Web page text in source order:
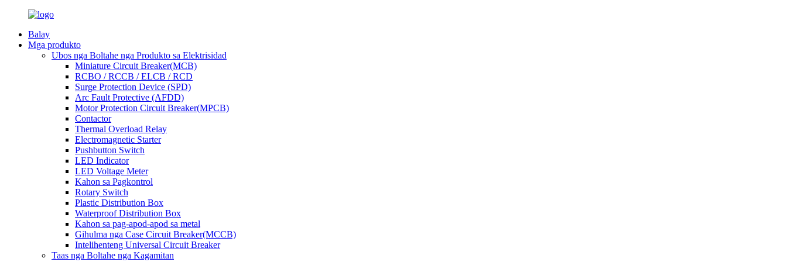
Balay
Mga produkto
Ubos nga Boltahe nga Produkto sa Elektrisidad
Miniature Circuit Breaker(MCB)
RCBO / RCCB / ELCB / RCD
Surge Protection Device (SPD)
Arc Fault Protective (AFDD)
Motor Protection Circuit Breaker(MPCB)
Contactor
Thermal Overload Relay
Electromagnetic Starter
Pushbutton Switch
LED Indicator
LED Voltage Meter
Kahon sa Pagkontrol
Rotary Switch
Plastic Distribution Box
Waterproof Distribution Box
Kahon sa pag-apod-apod sa metal
Gihulma nga Case Circuit Breaker(MCCB)
Intelihenteng Universal Circuit Breaker
Taas nga Boltahe nga Kagamitan